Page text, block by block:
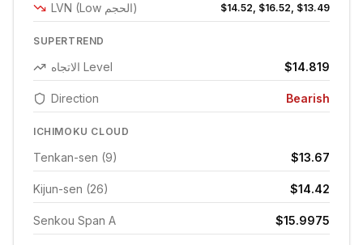
LVN (Low الحجم) $14.52, $16.52, $13.49
SUPERTREND
الاتجاه Level $14.819
Direction Bearish
ICHIMOKU CLOUD
Tenkan-sen (9) $13.67
Kijun-sen (26) $14.42
Senkou Span A $15.9975